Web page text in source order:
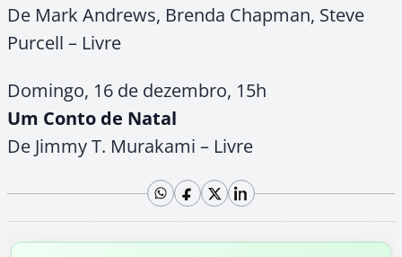
De Mark Andrews, Brenda Chapman, Steve
Purcell – Livre
Domingo, 16 de dezembro, 15h
Um Conto de Natal
De Jimmy T. Murakami – Livre